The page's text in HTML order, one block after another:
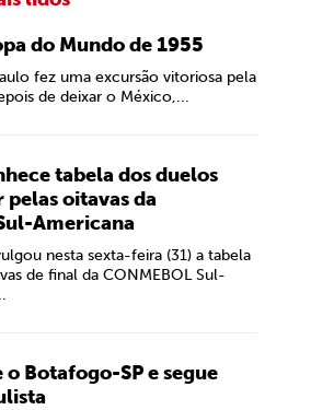
do Mundo de 1955
fez uma excursão vitoriosa pela
de deixar o México,...
tabela dos duelos
oitavas da
Americana
nesta sexta-feira (31) a tabela
de final da CONMEBOL Sul-
Botafogo-SP e segue